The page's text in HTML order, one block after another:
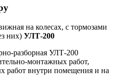
на колесах, с тормозами
них) УЛТ-200
разборная УЛТ-200
монтажных работ,
работ внутри помещения и на